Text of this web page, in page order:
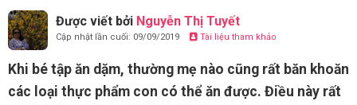
Được viết bởi Nguyễn Thị Tuyết
Cập nhật lần cuối: 09/09/2019 Tài liệu tham khảo
Khi bé tập ăn dặm, thường mẹ nào cũng rất băn khoăn
các loại thực phẩm con có thể ăn được. Điều này rất